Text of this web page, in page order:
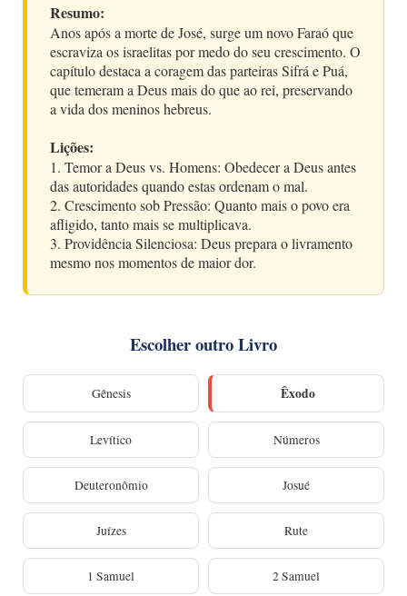
Resumo:
Anos após a morte de José, surge um novo Faraó que
escraviza os israelitas por medo do seu crescimento. O
capítulo destaca a coragem das parteiras Sifrá e Puá,
que temeram a Deus mais do que ao rei, preservando
a vida dos meninos hebreus.
Lições:
1. Temor a Deus vs. Homens: Obedecer a Deus antes
das autoridades quando estas ordenam o mal.
2. Crescimento sob Pressão: Quanto mais o povo era
afligido, tanto mais se multiplicava.
3. Providência Silenciosa: Deus prepara o livramento
mesmo nos momentos de maior dor.
Escolher outro Livro
Gênesis Êxodo
Levítico Números
Deuteronômio Josué
Juízes Rute
1 Samuel 2 Samuel